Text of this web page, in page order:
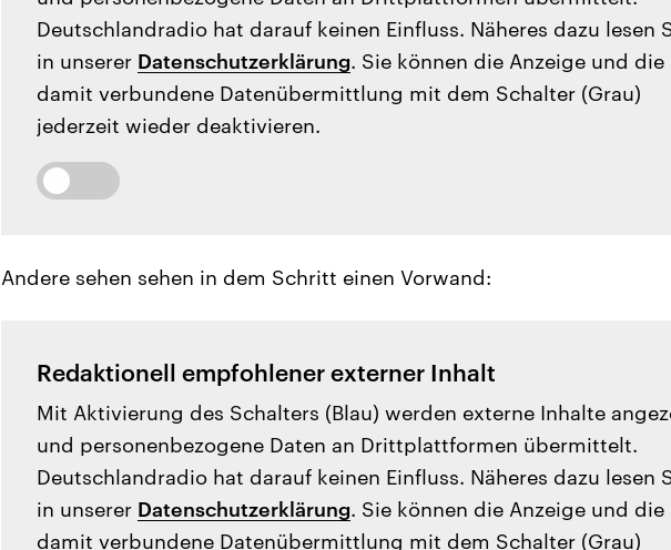
Deutschlandradio hat darauf keinen Einfluss. Näheres dazu lesen
in unserer Datenschutzerklärung. Sie können die Anzeige und die
damit verbundene Datenübermittlung mit dem Schalter (Grau)
jederzeit wieder deaktivieren.
Andere sehen sehen in dem Schritt einen Vorwand:
Redaktionell empfohlener externer Inhalt
Mit Aktivierung des Schalters (Blau) werden externe Inhalte
und personenbezogene Daten an Drittplattformen übermittelt.
Deutschlandradio hat darauf keinen Einfluss. Näheres dazu lesen
in unserer Datenschutzerklärung. Sie können die Anzeige und die
damit verbundene Datenübermittlung mit dem Schalter (Grau)